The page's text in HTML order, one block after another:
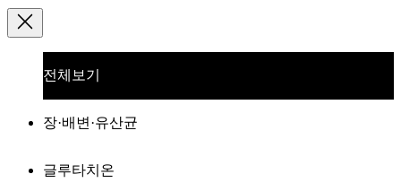
전체보기
장·배변·유산균
글루타치온